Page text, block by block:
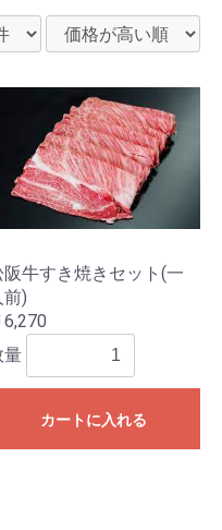
阪牛すき焼きセット(一
前)
6,270
量
カートに入れる